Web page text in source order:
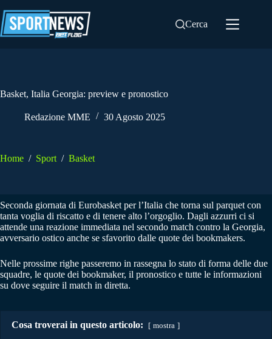
al
contenuto
Cerca
Basket, Italia Georgia: preview e pronostico
Redazione MME 30 Agosto 2025
Home / Sport / Basket
Seconda giornata di Eurobasket per l’Italia che torna sul parquet con
tanta voglia di riscatto e di tenere alto l’orgoglio. Dagli azzurri ci si
attende una reazione immediata nel secondo match contro la Georgia,
avversario ostico anche se sfavorito dalle quote dei bookmakers.
Nelle prossime righe passeremo in rassegna lo stato di forma delle due
squadre, le quote dei bookmaker, il pronostico e tutte le informazioni
su dove seguire il match in diretta.
Cosa troverai in questo articolo: mostra